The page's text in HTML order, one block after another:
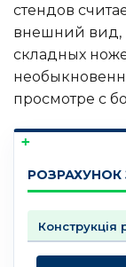
стендов
внешний вид,
складных
просмотре с